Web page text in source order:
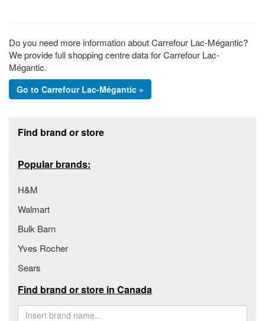
Do you need more information about Carrefour Lac-Mégantic?
We provide full shopping centre data for Carrefour Lac-
Mégantic.
Go to Carrefour Lac-Mégantic »
Find brand or store
Popular brands:
H&M
Walmart
Bulk Barn
Yves Rocher
Sears
Find brand or store in Canada